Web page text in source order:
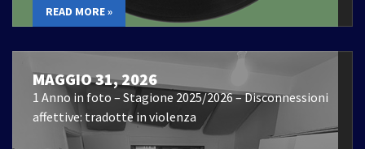
READ MORE »
MAGGIO 31, 2026
1 Anno in foto – Stagione 2025/2026 – Disconnessioni
affettive: tradotte in violenza